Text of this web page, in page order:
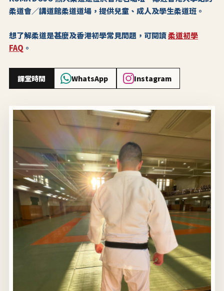
柔道會／講道館柔道道場，提供兒童、成人及學生柔道班。
想了解柔道是甚麼及香港初學常見問題，可閱讀柔道初學
FAQ 。
課堂時間 WhatsApp Instagram